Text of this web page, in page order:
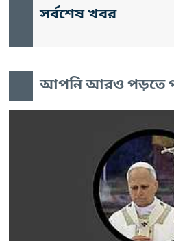
সর্বশেষ খবর
আপনি আরও পড়তে